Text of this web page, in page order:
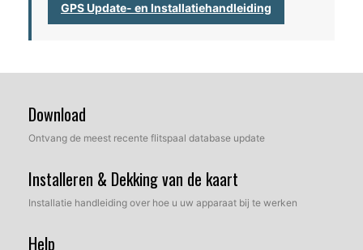
GPS Update- en Installatiehandleiding
Download
Ontvang de meest recente flitspaal database update
Installeren & Dekking van de kaart
Installatie handleiding over hoe u uw apparaat bij te werken
Help